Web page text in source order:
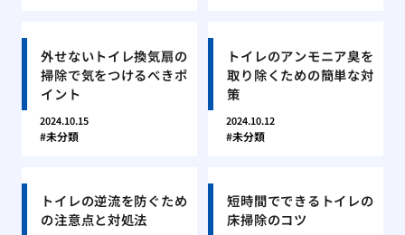
外せないトイレ換気扇の
掃除で気をつけるべきポ
イント
2024.10.15
未分類
トイレのアンモニア臭を
取り除くための簡単な対
策
2024.10.12
未分類
トイレの逆流を防ぐため
の注意点と対処法
短時間でできるトイレの
床掃除のコツ